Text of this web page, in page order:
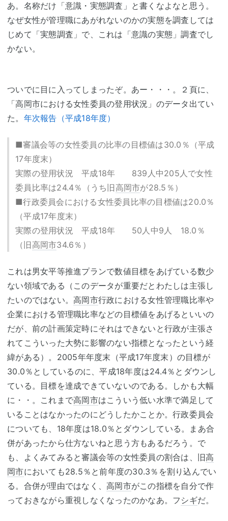
あ。名称だけ「意識・実態調査」と書くなよなと思う。
なぜ女性が管理職にあがれないのかの実態を調査しては
じめて「実態調査」で、これは「意識の実態」調査でし
かない。
ついでに目に入ってしまったぞ。あー・・・。２頁に、
「高岡市における女性委員の登用状況」のデータ出てい
た。 年次報告（平成18年度）
■審議会等の女性委員の比率の目標値は30.0％（平成
17年度末）
実際の登用状況 平成18年 839人中205人で女性
委員比率は24.4％（うち旧高岡市が28.5％）
■行政委員会における女性委員比率の目標値は20.0％
（平成17年度末）
実際の登用状況 平成18年 50人中9人 18.0％
（旧高岡市34.6％）
これは男女平等推進プランで数値目標をあげている数少
ない領域である（このデータが重要だとわたしは主張し
たいのではない。 高岡市行政における女性管理職比率や
企業における管理職比率などの目標値をあげるといいの
だが、前の計画策定時にそれはできないと行政が主張さ
れてこういった大勢に影響のない指標となったという経
緯がある）。2005年年度末（平成17年度末）の目標が
30.0％としているのに、平成18年度は24.4％とダウンし
ている。目標を達成できていないのである。しかも大幅
に・・。これまで高岡市はこういう低い水準で満足して
いることはなかったのにどうしたかことか。行政委員会
についても、18年度は18.0％とダウンしている。まあ合
併があったから仕方ないねと思う方もあるだろう。で
も、よくみてみると審議会等の女性委員の割合は、旧高
岡市においても28.5％と前年度の30.3％を割り込んでい
る。合併が理由ではなく、 高岡市がこの指標を自分で作
っておきながら重視しなくなったのかなあ。フ シギだ。